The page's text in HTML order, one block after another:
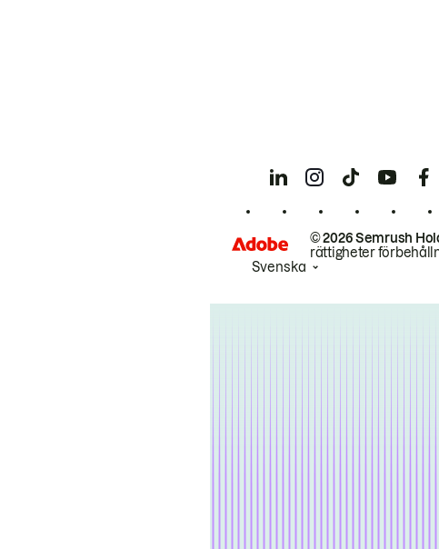
© 2026 Semrush
rättigheter
Svenska